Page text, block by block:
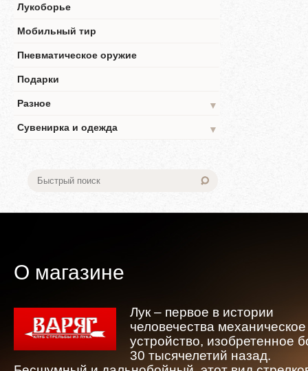
Лукоборье
Мобильный тир
Пневматическое оружие
Подарки
Разное
▼
Сувенирка и одежда
▼
О магазине
Лук – первое в истории
человечества механическое
устройство, изобретенное
30 тысячелетий назад.